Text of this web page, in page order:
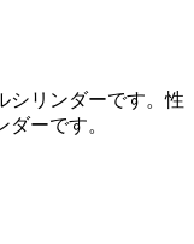
シリンダーです。性
ーです。